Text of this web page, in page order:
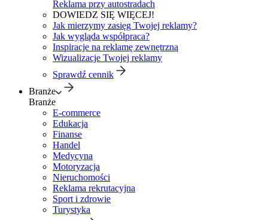
Reklama przy autostradach
DOWIEDZ SIĘ WIĘCEJ!
Jak mierzymy zasięg Twojej reklamy?
Jak wygląda współpraca?
Inspiracje na reklamę zewnętrzną
Wizualizacje Twojej reklamy
Sprawdź cennik
Branże
Branże
E-commerce
Edukacja
Finanse
Handel
Medycyna
Motoryzacja
Nieruchomości
Reklama rekrutacyjna
Sport i zdrowie
Turystyka